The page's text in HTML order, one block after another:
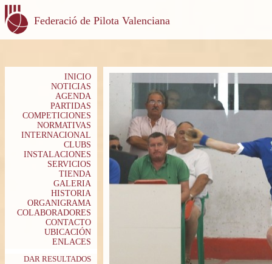
Federació de Pilota Valenciana
INICIO
NOTICIAS
AGENDA
PARTIDAS
COMPETICIONES
NORMATIVAS
INTERNACIONAL
CLUBS
INSTALACIONES
SERVICIOS
TIENDA
GALERIA
HISTORIA
ORGANIGRAMA
COLABORADORES
CONTACTO
UBICACIÓN
ENLACES
DAR RESULTADOS